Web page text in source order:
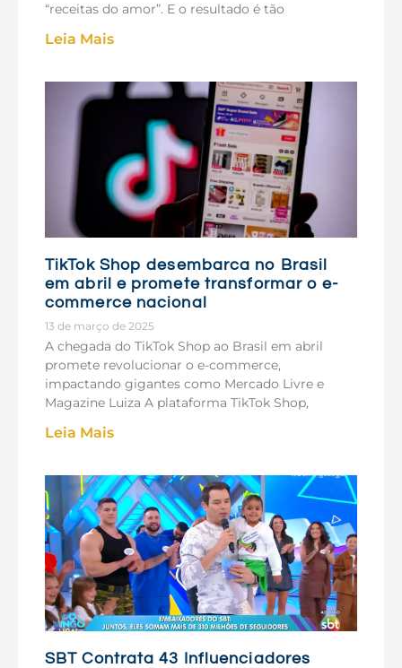
“receitas do amor”. E o resultado é tão
Leia Mais
TikTok Shop desembarca no Brasil
em abril e promete transformar o e-
commerce nacional
13 de março de 2025
A chegada do TikTok Shop ao Brasil em abril
promete revolucionar o e-commerce,
impactando gigantes como Mercado Livre e
Magazine Luiza A plataforma TikTok Shop,
Leia Mais
SBT Contrata 43 Influenciadores